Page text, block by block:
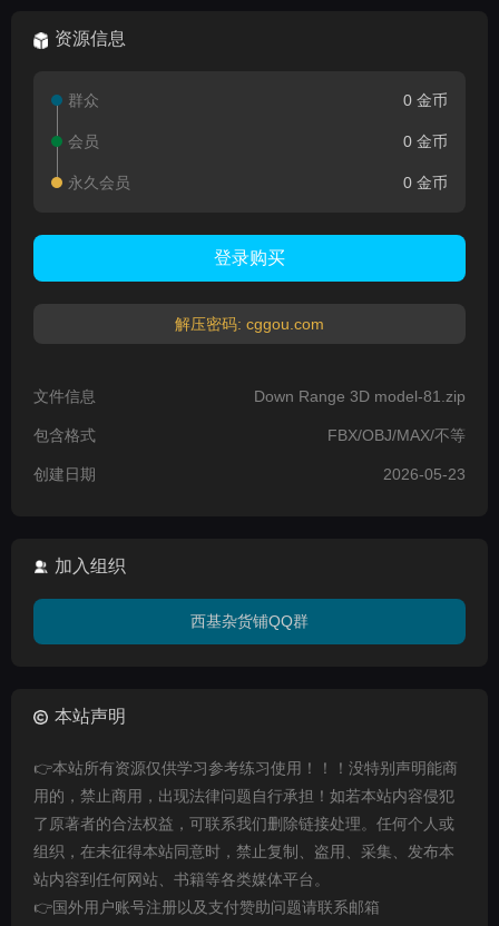
资源信息
群众 0 金币
会员 0 金币
永久会员 0 金币
登录购买
解压密码: cggou.com
文件信息 Down Range 3D model-81.zip
包含格式 FBX/OBJ/MAX/不等
创建日期 2026-05-23
加入组织
西基杂货铺QQ群
本站声明
👉本站所有资源仅供学习参考练习使用！！！没特别声明能商
用的，禁止商用，出现法律问题自行承担！如若本站内容侵犯
了原著者的合法权益，可联系我们删除链接处理。任何个人或
组织，在未征得本站同意时，禁止复制、盗用、采集、发布本
站内容到任何网站、书籍等各类媒体平台。
👉国外用户账号注册以及支付赞助问题请联系邮箱